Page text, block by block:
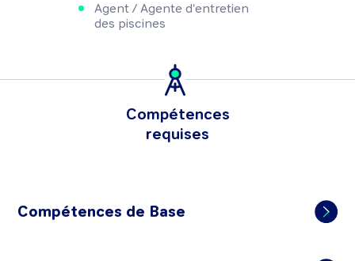
Agent / Agente d'entretien
des piscines
Compétences
requises
Compétences de Base